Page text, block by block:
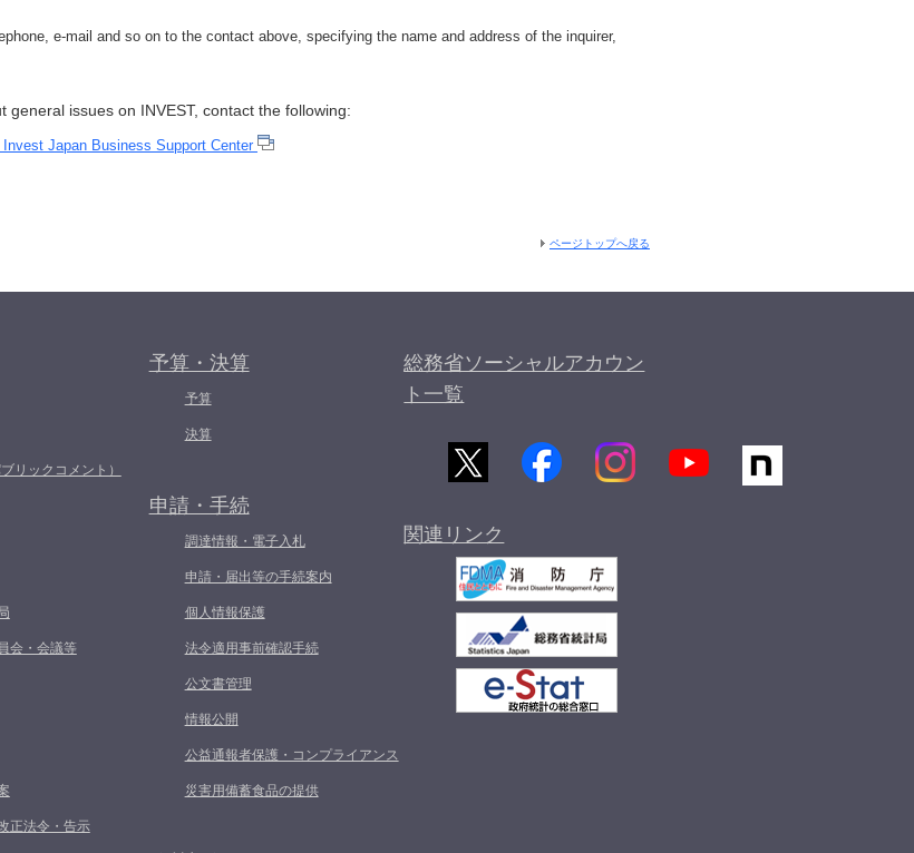
e-mail and so on to the contact above, specifying the name and address of the inquirer,
issues on INVEST, contact the following:
Japan Business Support Center
ページトップへ戻る
リックコメント）
会・会議等
正法令・告示
予算・決算
予算
決算
申請・手続
調達情報・電子入札
申請・届出等の手続案内
個人情報保護
法令適用事前確認手続
公文書管理
情報公開
公益通報者保護・コンプライアンス
災害用備蓄食品の提供
総務省ソーシャルアカウン
ト一覧
関連リンク